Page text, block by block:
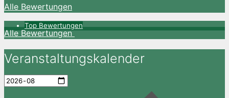
Alle Bewertungen
Top Bewertungen
Alle Bewertungen
Veranstaltungskalender